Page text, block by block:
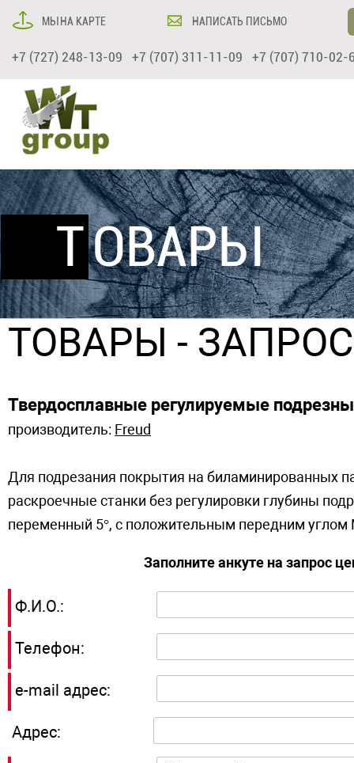
МЫ НА КАРТЕ НАПИСАТЬ ПИСЬМО
+7 (727) 248-13-09 +7 (707) 311-11-09 +7 (707) 710-02-
ТОВАРЫ
ТОВАРЫ -
Твердосплавные регулируемые
производитель: Freud
Для подрезания покрытия на биламинированных
раскроечные станки без регулировки глубины
переменный 5°, с положительным передним
Заполните анкуте на запрос
Ф.И.О.:
Телефон:
e-mail адрес:
Адрес: